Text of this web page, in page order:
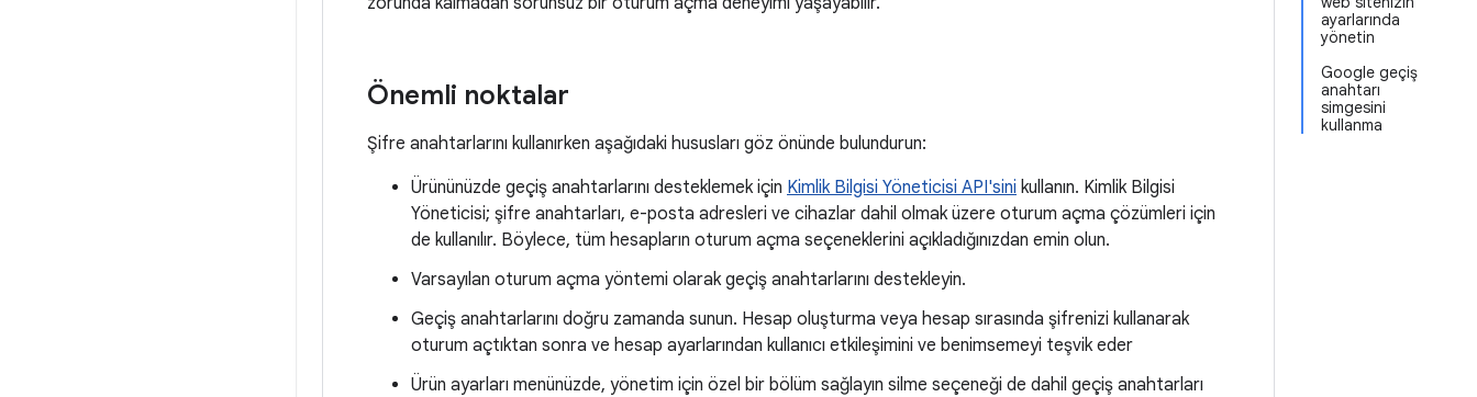
ayarlarında
yönetin
Google geçiş
anahtarı
simgesini
kullanma
Önemli noktalar
Şifre anahtarlarını kullanırken aşağıdaki hususları göz önünde bulundurun:
Ürününüzde geçiş anahtarlarını desteklemek için Kimlik Bilgisi Yöneticisi API'sini kullanın. Kimlik Bilgisi
Yöneticisi; şifre anahtarları, e-posta adresleri ve cihazlar dahil olmak üzere oturum açma çözümleri için
de kullanılır. Böylece, tüm hesapların oturum açma seçeneklerini açıkladığınızdan emin olun.
Varsayılan oturum açma yöntemi olarak geçiş anahtarlarını destekleyin.
Geçiş anahtarlarını doğru zamanda sunun. Hesap oluşturma veya hesap sırasında şifrenizi kullanarak
oturum açtıktan sonra ve hesap ayarlarından kullanıcı etkileşimini ve benimsemeyi teşvik eder
Ürün ayarları menünüzde, yönetim için özel bir bölüm sağlayın silme seçeneği de dahil geçiş anahtarları